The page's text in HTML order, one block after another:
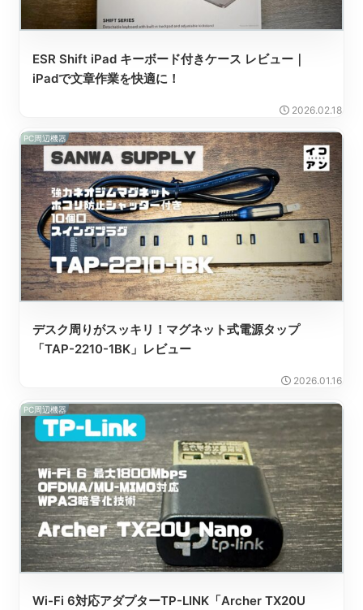
ESR Shift iPad キーボード付きケース レビュー｜
iPadで文章作業を快適に！
2026.02.18
PC周辺機器
デスク周りがスッキリ！マグネット式電源タップ
「TAP-2210-1BK」レビュー
2026.01.16
PC周辺機器
Wi-Fi 6対応アダプターTP-LINK「Archer TX20U